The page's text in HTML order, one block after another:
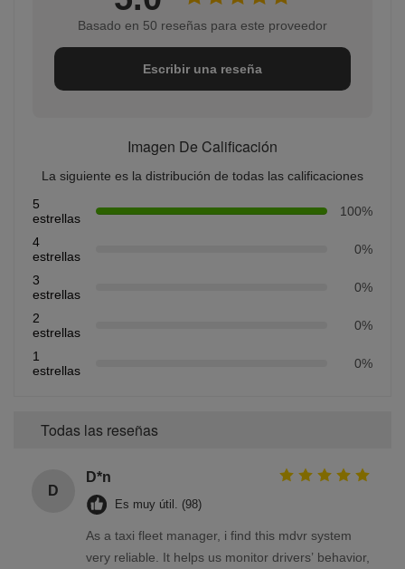
Basado en 50 reseñas para este proveedor
Escribir una reseña
Imagen De Calificación
La siguiente es la distribución de todas las calificaciones
5
estrellas
100%
4
estrellas
0%
3
estrellas
0%
2
estrellas
0%
1
estrellas
0%
Todas las reseñas
D
D*n
Es muy útil. (98)
As a taxi fleet manager, i find this mdvr system
very reliable. It helps us monitor drivers’ behavior,